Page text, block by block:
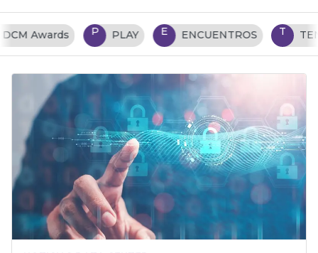
P PLAY E ENCUENTROS T TENDENCIAS TI